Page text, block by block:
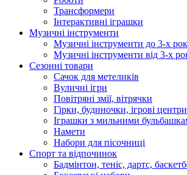
Трансформери
Інтерактивні іграшки
Музичні інструменти
Музичні інструменти до 3-х
Музичні інструменти від 3-х
Сезонні товари
Сачок для метеликів
Вуличні ігри
Повітряні змії, вітрячки
Гірки, будиночки, ігрові центри
Іграшки з мильними
Намети
Набори для пісочниці
Спорт та відпочинок
Бадмінтон, теніс, дартс,